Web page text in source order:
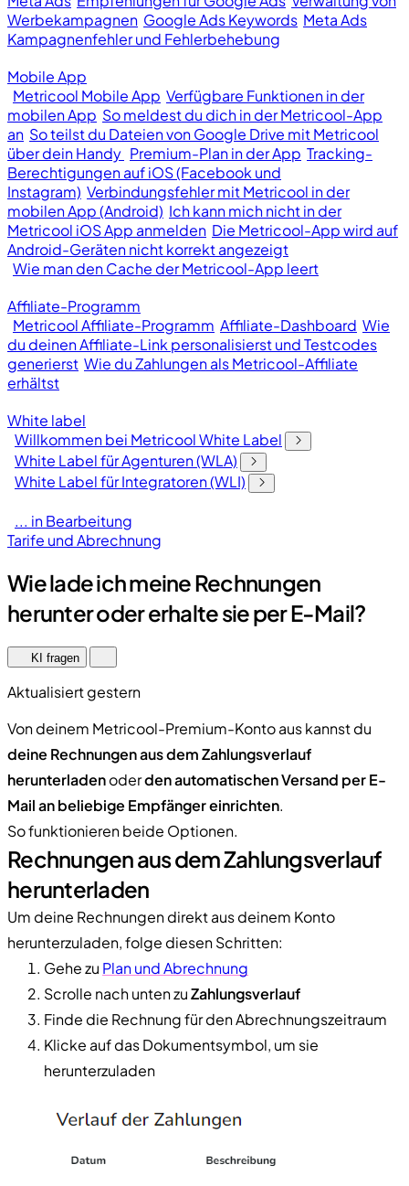
Werbekampagnen Google Ads Keywords Meta Ads
Kampagnenfehler und Fehlerbehebung
Mobile App
Metricool Mobile App Verfügbare Funktionen in der
mobilen App So meldest du dich in der Metricool-App
an So teilst du Dateien von Google Drive mit Metricool
über dein Handy Premium-Plan in der App Tracking-
Berechtigungen auf iOS (Facebook und
Instagram) Verbindungsfehler mit Metricool in der
mobilen App (Android) Ich kann mich nicht in der
Metricool iOS App anmelden Die Metricool-App wird auf
Android-Geräten nicht korrekt angezeigt
Wie man den Cache der Metricool-App leert
Affiliate-Programm
Metricool Affiliate-Programm Affiliate-Dashboard Wie
du deinen Affiliate-Link personalisierst und Testcodes
generierst Wie du Zahlungen als Metricool-Affiliate
erhältst
White label
Willkommen bei Metricool White Label
White Label für Agenturen (WLA)
White Label für Integratoren (WLI)
... in Bearbeitung
Tarife und Abrechnung
Wie lade ich meine Rechnungen
herunter oder erhalte sie per E-Mail?
KI fragen
Aktualisiert gestern
Von deinem Metricool-Premium-Konto aus kannst du
deine Rechnungen aus dem Zahlungsverlauf
herunterladenoderden automatischen Versand per E-
Mail an beliebige Empfänger einrichten.
So funktionieren beide Optionen.
Rechnungen aus dem Zahlungsverlauf
herunterladen
Um deine Rechnungen direkt aus deinem Konto
herunterzuladen, folge diesen Schritten:
Gehe zu Plan und Abrechnung
Scrolle nach unten zuZahlungsverlauf
Finde die Rechnung für den Abrechnungszeitraum
Klicke auf das Dokumentsymbol, um sie
herunterzuladen